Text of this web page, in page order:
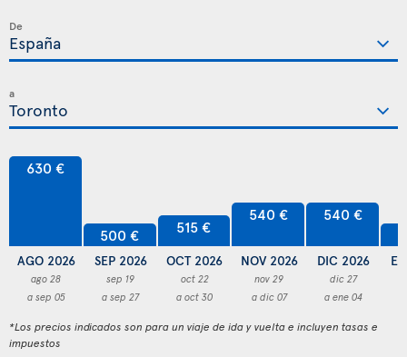
De
a
630 €
AGO 2026
ago 28
a sep 05
500 €
SEP 2026
sep 19
a sep 27
515 €
OCT 2026
oct 22
a oct 30
540 €
NOV 2026
nov 29
a dic 07
540 €
DIC 2026
dic 27
a ene 04
*Los precios indicados son para un viaje de ida y vuelta e incluyen tasas e
impuestos